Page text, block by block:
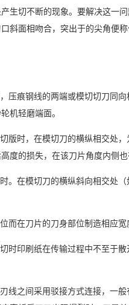
生切不断的现象。要解决这一
斜面相吻合，突出于的尖角便
痕钢线的两端或模切切刀同向
机轻磨端面。
时，在模切刀的横纵相交处，
度的损失，在该刀片角度内侧也
在模切刀的横纵斜向相交处（
刀片的刀身部位制造相应宽
印刷纸在传输过程中不至于散
之间采用驳接方式连接，一般